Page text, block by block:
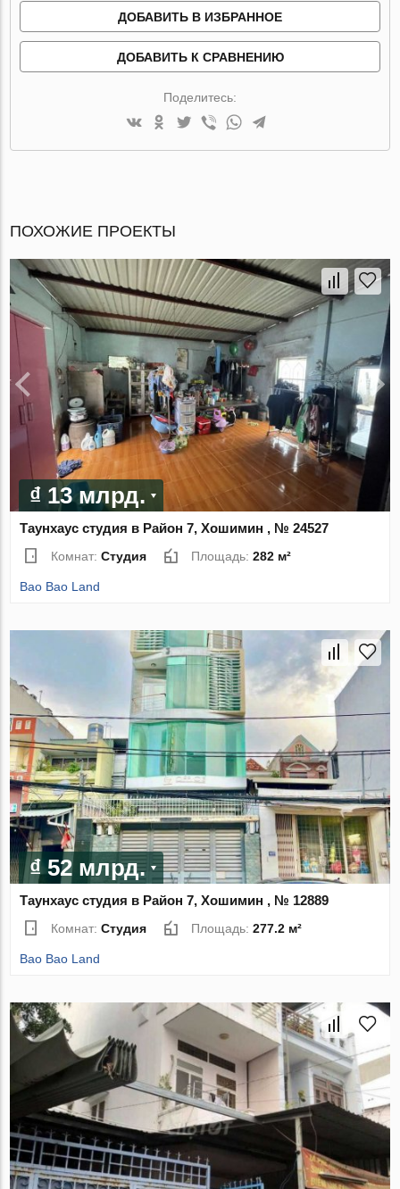
ДОБАВИТЬ В ИЗБРАННОЕ
ДОБАВИТЬ К СРАВНЕНИЮ
Поделитесь:
ПОХОЖИЕ ПРОЕКТЫ
₫ 13 млрд.
Таунхаус студия в Район 7, Хошимин , № 24527
Комнат:Студия Площадь:282 м²
Bao Bao Land
₫ 52 млрд.
Таунхаус студия в Район 7, Хошимин , № 12889
Комнат:Студия Площадь:277.2 м²
Bao Bao Land